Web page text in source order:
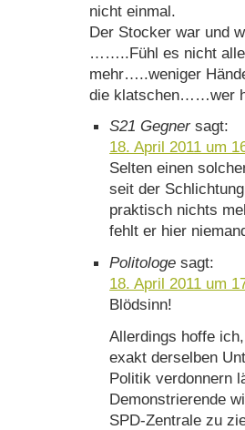
nicht einmal.
Der Stocker war und
……..Fühl es nicht
mehr…..weniger
die klatschen……wer
S21 Gegner sagt:
18. April 2011 um
Selten einen
seit der
praktisch nichts
fehlt er hier
Politologe sagt:
18. April 2011 um
Blödsinn!
Allerdings hoffe
exakt derselben
Politik verdonnern
Demonstrierende
SPD-Zentrale zu